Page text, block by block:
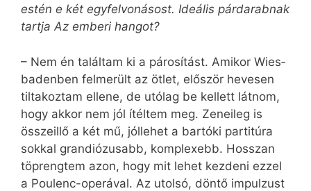
estén e két egyfelvonásost. Ideális párdarabnak
tartja Az emberi hangot?
– Nem én találtam ki a párosítást. Amikor Wies­
ba­den­ben felmerült az ötlet, először hevesen
tiltakoztam ellene, de utólag be kellett látnom,
hogy akkor nem jól ítéltem meg. Zeneileg is
összeillő a két mű, jóllehet a bartóki partitúra
sokkal grandiózusabb, komplexebb. Hosszan
töprengtem azon, hogy mit lehet kezdeni ezzel
a Poulenc-operával. Az utolsó, döntő impulzust